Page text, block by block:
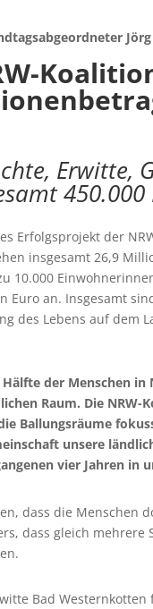
Erwitte,
Erfolgsprojekt der
insgesamt 26,9
10.000
Euro an. Insgesamt
des Lebens auf dem
Hälfte der Menschen
Raum. Die
Ballungsräume
unsere
vier Jahren in
dass die Menschen
dass gleich mehrere
Bad